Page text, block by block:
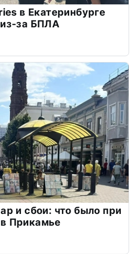
в Екатеринбурге
за БПЛА
и сбои: что было при
Прикамье